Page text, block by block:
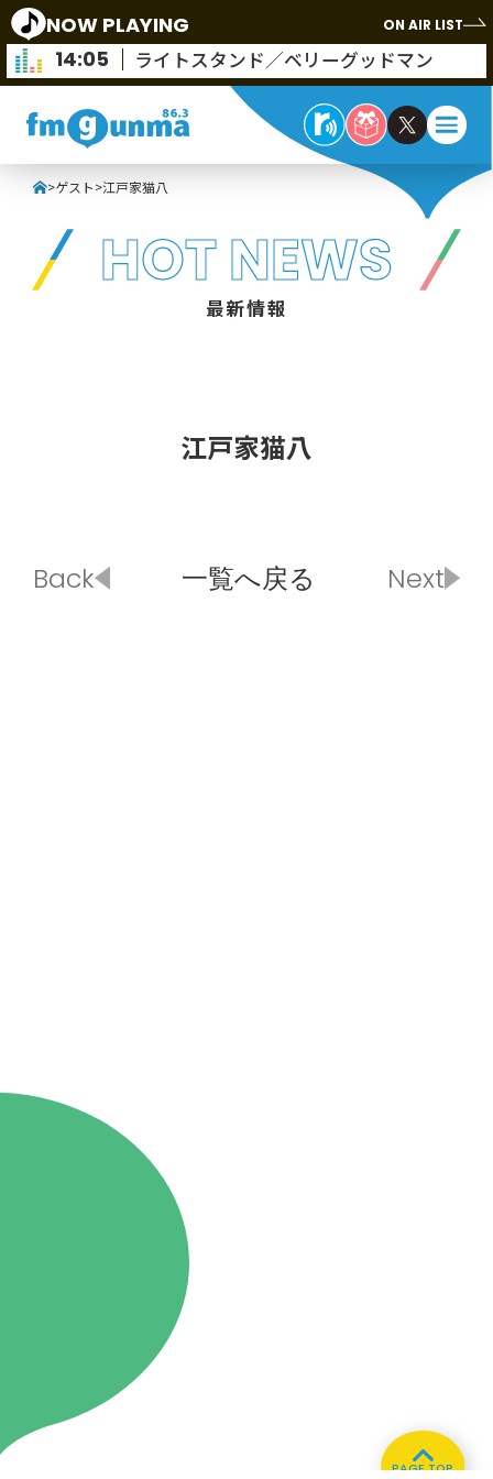
NOW PLAYING ON AIR LIST
14:05 ライトスタンド／ベリーグッドマン
>ゲスト>江戸家猫八
HOT NEWS
最新情報
江戸家猫八
Back 一覧へ戻る Next
PAGE TOP